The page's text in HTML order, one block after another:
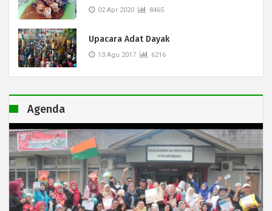
02 Apr 2020 8465
Upacara Adat Dayak
13 Agu 2017 6216
Agenda